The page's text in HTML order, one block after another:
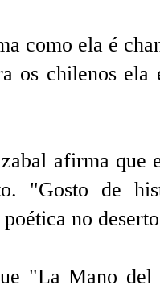
ela é
os chilenos ela
afirma que
"Gosto de
no
Mano del